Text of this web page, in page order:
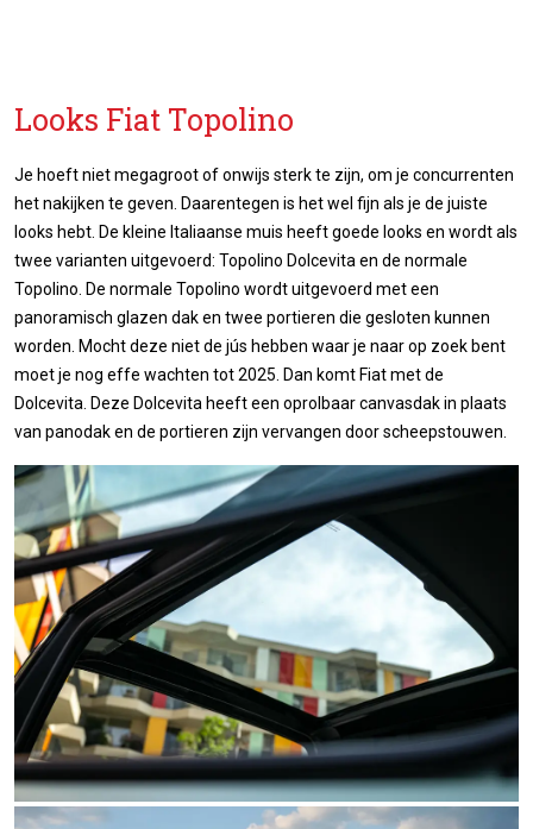
Looks Fiat Topolino
Je hoeft niet megagroot of onwijs sterk te zijn, om je concurrenten
het nakijken te geven. Daarentegen is het wel fijn als je de juiste
looks hebt. De kleine Italiaanse muis heeft goede looks en wordt als
twee varianten uitgevoerd: Topolino Dolcevita en de normale
Topolino. De normale Topolino wordt uitgevoerd met een
panoramisch glazen dak en twee portieren die gesloten kunnen
worden. Mocht deze niet de jús hebben waar je naar op zoek bent
moet je nog effe wachten tot 2025. Dan komt Fiat met de
Dolcevita. Deze Dolcevita heeft een oprolbaar canvasdak in plaats
van panodak en de portieren zijn vervangen door scheepstouwen.